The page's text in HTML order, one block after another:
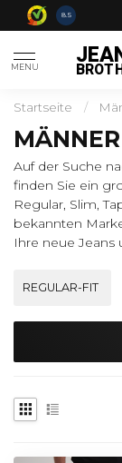
8.5
MENU
Startseite /
Auf der Suche
finden Sie ein
Regular, Slim,
bekannten
Ihre neue Jeans
REGULAR-FIT